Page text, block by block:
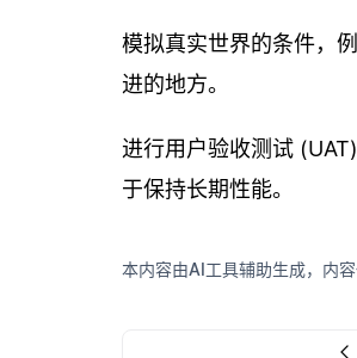
模拟真实世界的条件，
进的地方。
进行用户验收测试
于保持长期性能。
本内容由AI工具辅助生成，内